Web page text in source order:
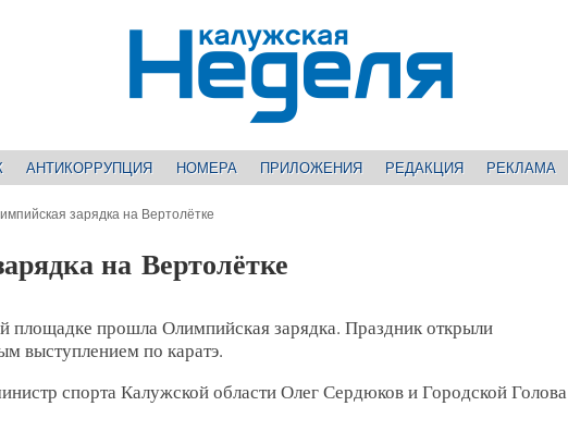
АНТИКОРРУПЦИЯ НОМЕРА ПРИЛОЖЕНИЯ РЕДАКЦИЯ РЕКЛАМА
зарядка на Вертолётке
на Вертолётке
площадке прошла Олимпийская зарядка. Праздник открыли
выступлением по каратэ.
спорта Калужской области Олег Сердюков и Городской Голова